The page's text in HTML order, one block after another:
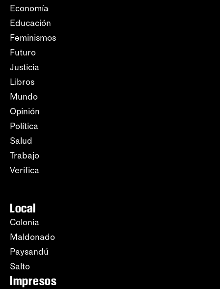
Economía
Educación
Feminismos
Futuro
Justicia
Libros
Mundo
Opinión
Política
Salud
Trabajo
Verifica
Local
Colonia
Maldonado
Paysandú
Salto
Impresos